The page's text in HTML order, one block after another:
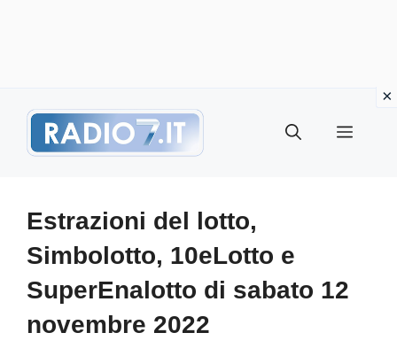
Menu
Estrazioni del lotto,
Simbolotto, 10eLotto e
SuperEnalotto di sabato 12
novembre 2022